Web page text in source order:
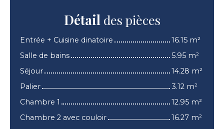
Détail des pièces
Entrée + Cuisine dinatoire
16.15 m²
Salle de bains
5.95 m²
Séjour
14.28 m²
Palier
3.12 m²
Chambre 1
12.95 m²
Chambre 2 avec couloir
16.27 m²